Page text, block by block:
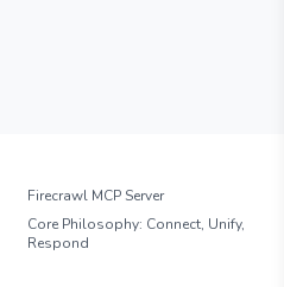
Firecrawl MCP Server
Core Philosophy: Connect, Unify,
Respond